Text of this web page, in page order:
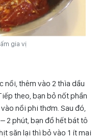
gia vị
nồi, thêm vào 2 thìa dầu
theo, bạn bỏ nốt phần
nồi phi thơm. Sau đó,
2 phút, bạn đổ hết bát tô
săn lại thì bỏ vào 1 ít mai